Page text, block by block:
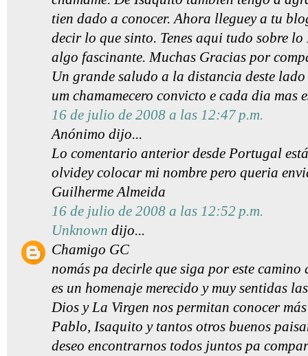
tien dado a conocer. Ahora lleguey a tu
decir lo que sinto. Tenes aqui tudo sobre lo
algo fascinante. Muchas Gracias por
Un grande saludo a la distancia deste
um chamamecero convicto e cada dia mas
16 de julio de 2008 a las 12:47 p.m.
Anónimo dijo...
Lo comentario anterior desde Portugal
olvidey colocar mi nombre pero queria
Guilherme Almeida
16 de julio de 2008 a las 12:52 p.m.
Unknown dijo...
Chamigo GC
nomás pa decirle que siga por este camino
es un homenaje merecido y muy sentidas
Dios y La Virgen nos permitan conocer
Pablo, Isaquito y tantos otros buenos
deseo encontrarnos todos juntos pa